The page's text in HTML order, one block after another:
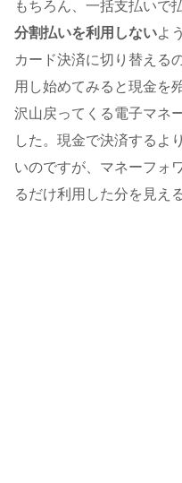
もちろん、一括支払いで
分割払いを利用しないよ
カード決済に切り替える
用し始めてみると現金を
沢山戻ってくる電子マネ
した。現金で決済するよ
いのですが、マネーフォ
るだけ利用した分を見え